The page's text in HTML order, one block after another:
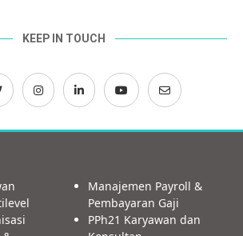
KEEP IN TOUCH
Manajemen Payroll &
Pembayaran Gaji
PPh21 Karyawan dan